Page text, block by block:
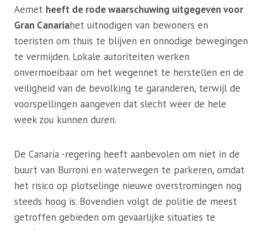
Aemet heeft de rode waarschuwing uitgegeven voor
Gran Canariahet uitnodigen van bewoners en
toeristen om thuis te blijven en onnodige bewegingen
te vermijden. Lokale autoriteiten werken
onvermoeibaar om het wegennet te herstellen en de
veiligheid van de bevolking te garanderen, terwijl de
voorspellingen aangeven dat slecht weer de hele
week zou kunnen duren.
De Canaria -regering heeft aanbevolen om niet in de
buurt van Burroni en waterwegen te parkeren, omdat
het risico op plotselinge nieuwe overstromingen nog
steeds hoog is. Bovendien volgt de politie de meest
getroffen gebieden om gevaarlijke situaties te